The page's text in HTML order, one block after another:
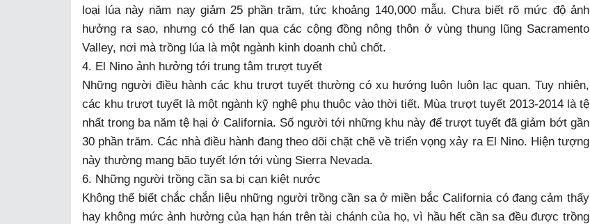
loại lúa này năm nay giảm 25 phần trăm, tức khoảng 140,000 mẫu. Chưa biết rõ mức độ ảnh
hưởng ra sao, nhưng có thể lan qua các cộng đồng nông thôn ở vùng thung lũng Sacramento
Valley, nơi mà trồng lúa là một ngành kinh doanh chủ chốt.
4. El Nino ảnh hưởng tới trung tâm trượt tuyết
Những người điều hành các khu trượt tuyết thường có xu hướng luôn luôn lạc quan. Tuy nhiên,
các khu trượt tuyết là một ngành kỹ nghệ phụ thuộc vào thời tiết. Mùa trượt tuyết 2013-2014 là tệ
nhất trong ba năm tệ hại ở California. Số người tới những khu này để trượt tuyết đã giảm bớt gần
30 phần trăm. Các nhà điều hành đang theo dõi chặt chẽ về triển vọng xảy ra El Nino. Hiện tượng
này thường mang bão tuyết lớn tới vùng Sierra Nevada.
6. Những người trồng cần sa bị cạn kiệt nước
Không thể biết chắc chắn liệu những người trồng cần sa ở miền bắc California có đang cảm thấy
hay không mức ảnh hưởng của hạn hán trên tài chánh của họ, vì hầu hết cần sa đều được trồng